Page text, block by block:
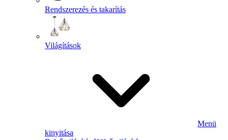
Rendszerezés és takarítás
Világítások
Menü
kinyitása